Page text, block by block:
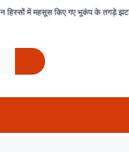
भूकंप के तगड़े झटके, दहशत में घरों से बाहर